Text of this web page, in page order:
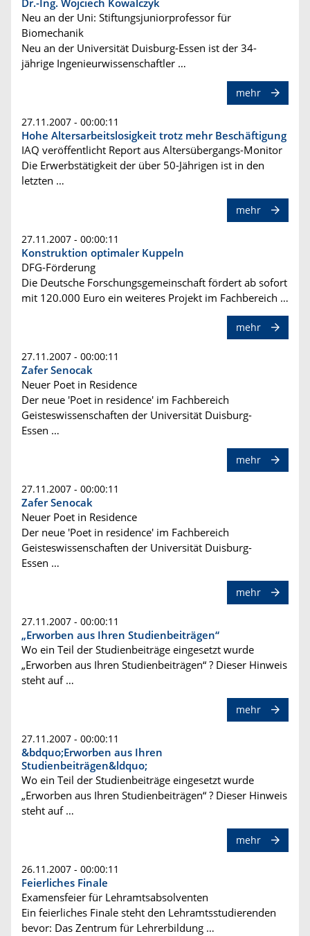
Dr.-Ing. Wojciech Kowalczyk
Neu an der Uni: Stiftungsjuniorprofessor für
Biomechanik
Neu an der Universität Duisburg-Essen ist der 34-
jährige Ingenieurwissenschaftler …
mehr
27.11.2007 - 00:00:11
Hohe Altersarbeitslosigkeit trotz mehr Beschäftigung
IAQ veröffentlicht Report aus Altersübergangs-Monitor
Die Erwerbstätigkeit der über 50-Jährigen ist in den
letzten …
mehr
27.11.2007 - 00:00:11
Konstruktion optimaler Kuppeln
DFG-Förderung
Die Deutsche Forschungsgemeinschaft fördert ab sofort
mit 120.000 Euro ein weiteres Projekt im Fachbereich …
mehr
27.11.2007 - 00:00:11
Zafer Senocak
Neuer Poet in Residence
Der neue 'Poet in residence' im Fachbereich
Geisteswissenschaften der Universität Duisburg-
Essen …
mehr
27.11.2007 - 00:00:11
Zafer Senocak
Neuer Poet in Residence
Der neue 'Poet in residence' im Fachbereich
Geisteswissenschaften der Universität Duisburg-
Essen …
mehr
27.11.2007 - 00:00:11
„Erworben aus Ihren Studienbeiträgen“
Wo ein Teil der Studienbeiträge eingesetzt wurde
„Erworben aus Ihren Studienbeiträgen“ ? Dieser Hinweis
steht auf …
mehr
27.11.2007 - 00:00:11
&bdquo;Erworben aus Ihren
Studienbeiträgen&ldquo;
Wo ein Teil der Studienbeiträge eingesetzt wurde
„Erworben aus Ihren Studienbeiträgen“ ? Dieser Hinweis
steht auf …
mehr
26.11.2007 - 00:00:11
Feierliches Finale
Examensfeier für Lehramtsabsolventen
Ein feierliches Finale steht den Lehramtsstudierenden
bevor: Das Zentrum für Lehrerbildung …